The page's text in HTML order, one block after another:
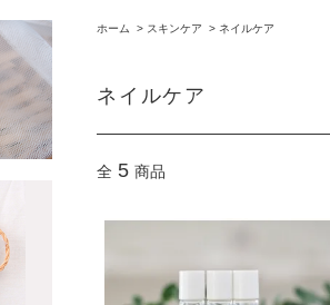
ホーム > スキンケア > ネイルケア
ネイルケア
全 5 商品